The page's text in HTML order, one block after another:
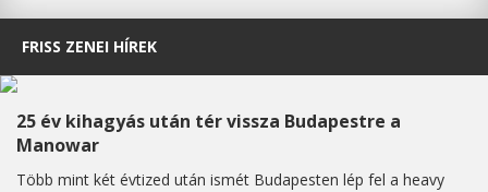
FRISS ZENEI HÍREK
25 év kihagyás után tér vissza Budapestre a
Manowar
Több mint két évtized után ismét Budapesten lép fel a heavy